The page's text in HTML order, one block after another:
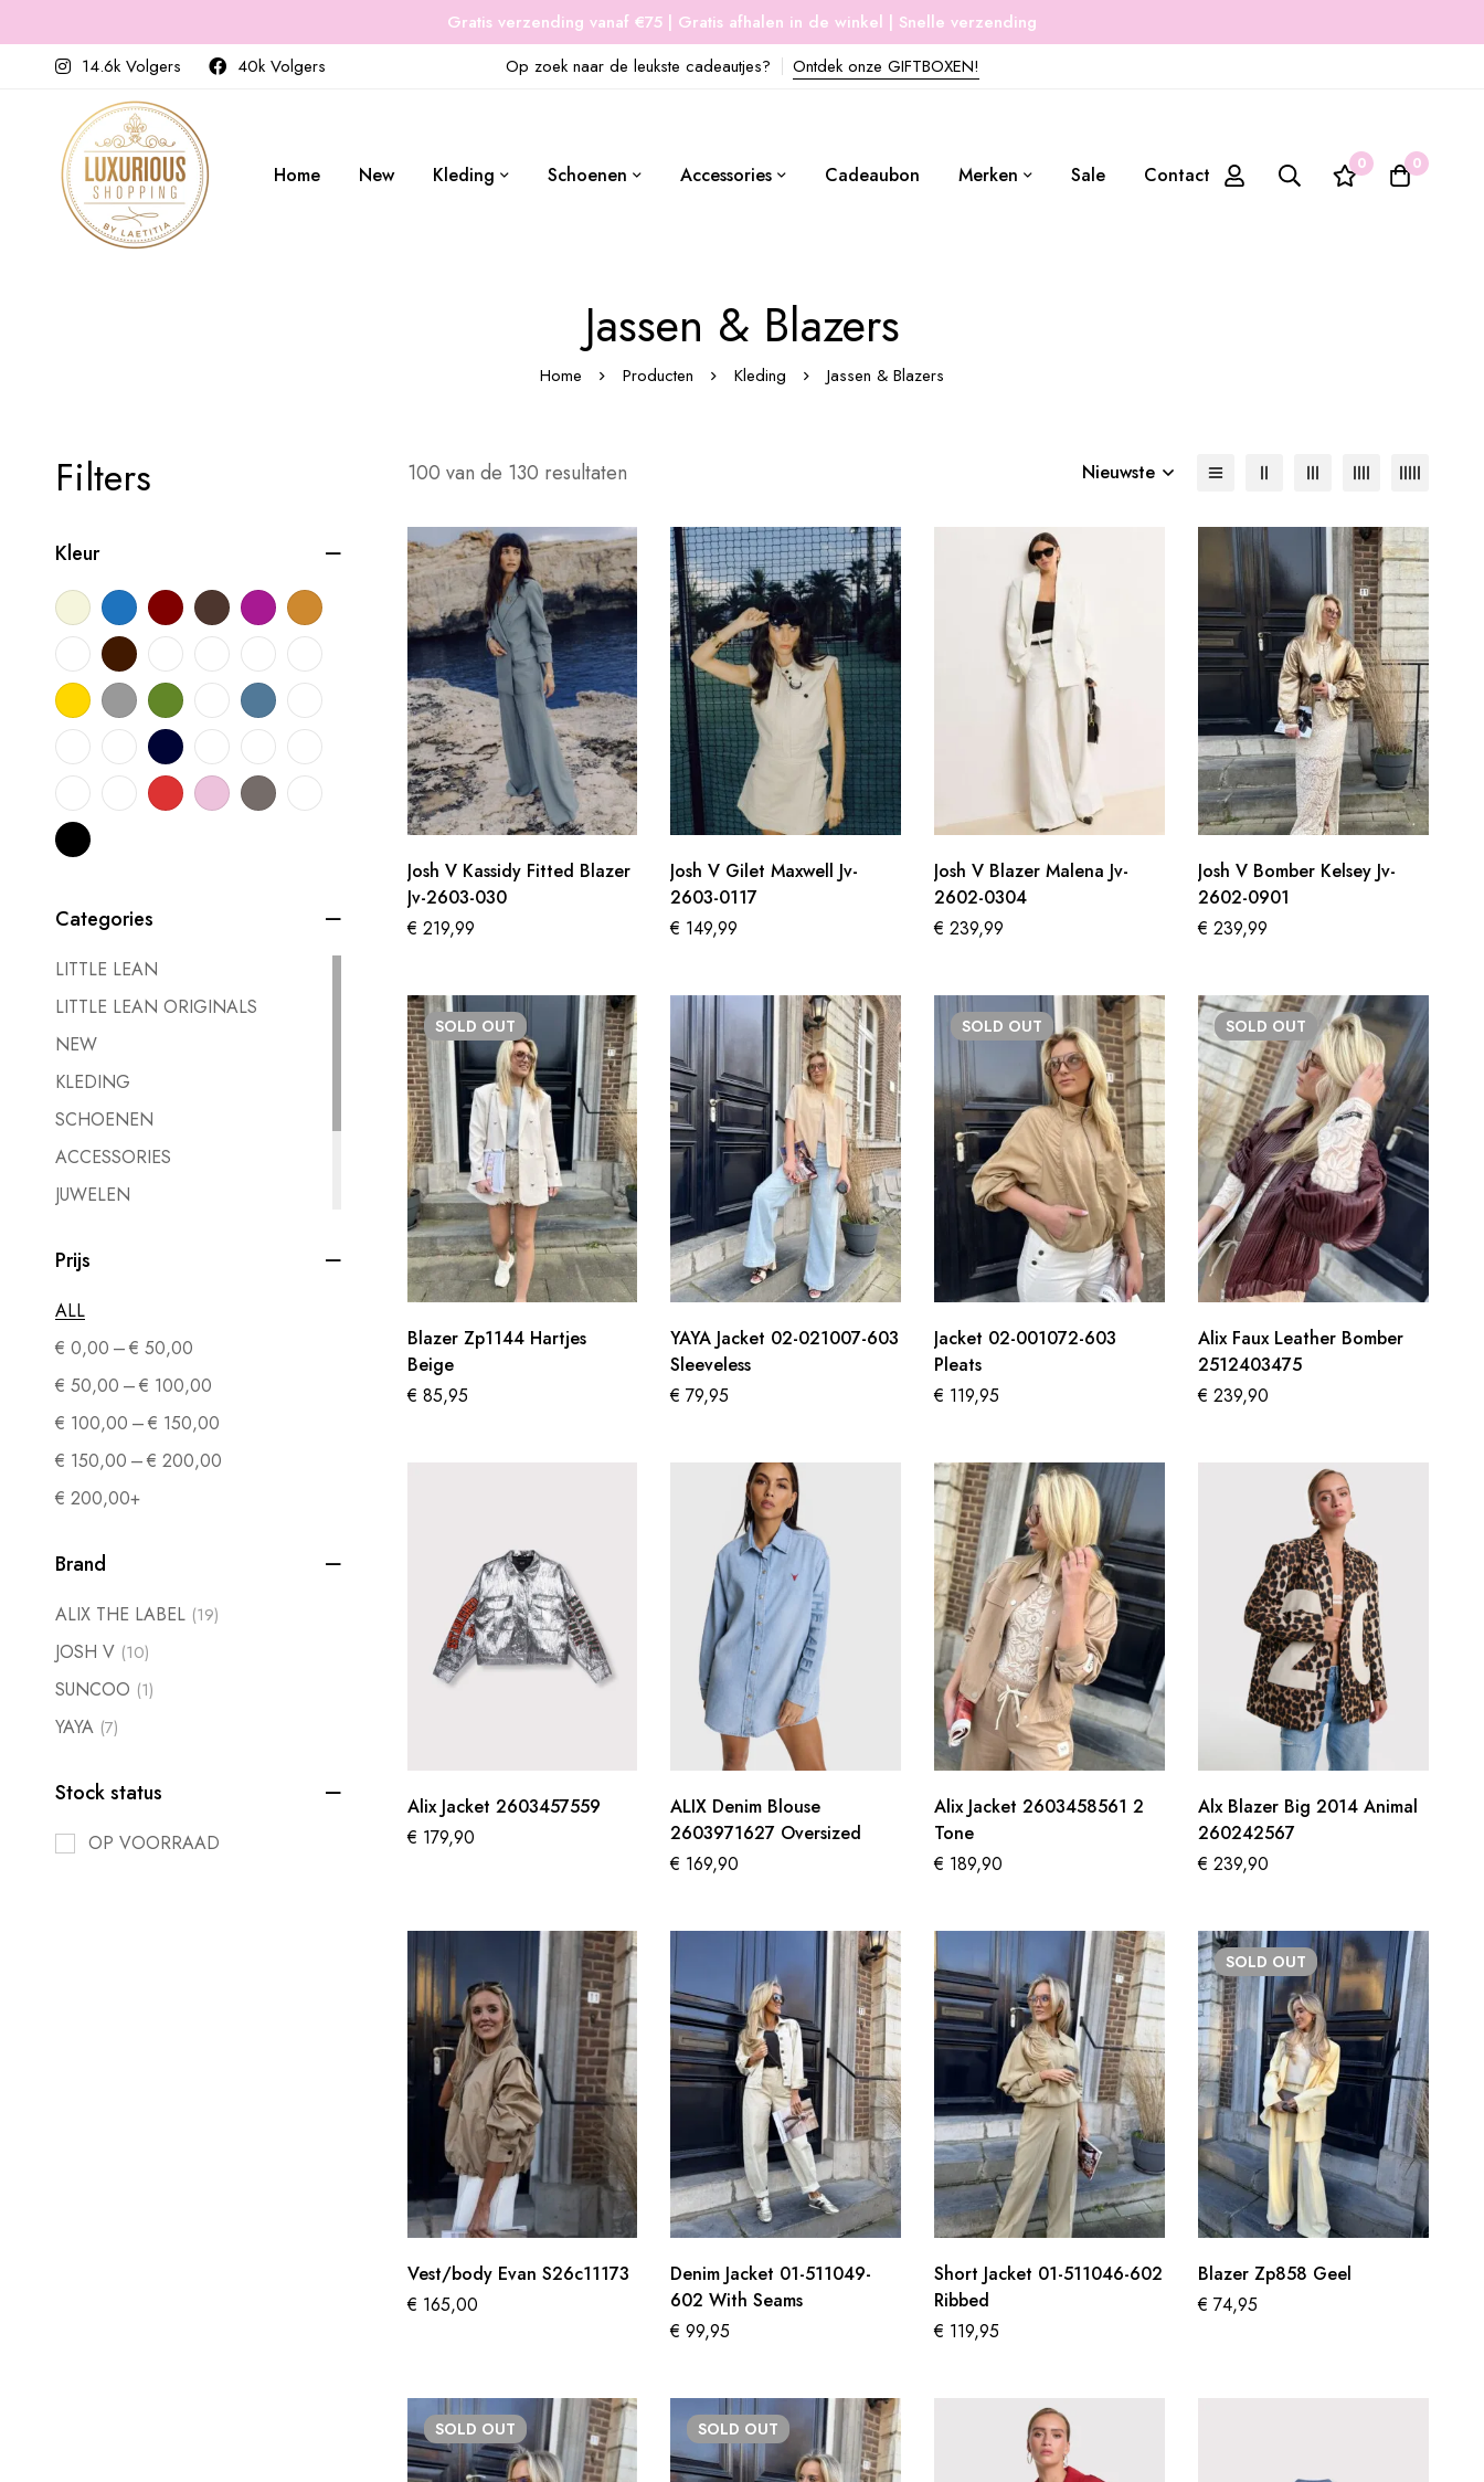
Gratis verzending vanaf €75 | Gratis afhalen in de winkel | Snelle verzending
14.6k Volgers
40k Volgers Op zoek naar de leukste cadeautjes? Ontdek onze GIFTBOXEN!
Home New Kleding Schoenen Accessories Cadeaubon Merken Sale Contact 0 0
Jassen & Blazers
Home Producten Kleding Jassen & Blazers
Filters
Kleur
Categories
LITTLE LEAN
LITTLE LEAN ORIGINALS
NEW
KLEDING
SCHOENEN
ACCESSORIES
JUWELEN
SALE
GEEN CATEGORIE
Prijs
ALL
€ 0,00 –€ 50,00
€ 50,00 –€ 100,00
€ 100,00 –€ 150,00
€ 150,00 –€ 200,00
€ 200,00+
Brand
ALIX THE LABEL (19)
JOSH V (10)
SUNCOO (1)
YAYA (7)
Stock status
OP VOORRAAD
100 van de 130 resultaten Nieuwste
Josh V Kassidy Fitted Blazer
Jv-2603-030
€ 219,99
Josh V Gilet Maxwell Jv-
2603-0117
€ 149,99
Josh V Blazer Malena Jv-
2602-0304
€ 239,99
Josh V Bomber Kelsey Jv-
2602-0901
€ 239,99
SOLD OUT
Blazer Zp1144 Hartjes
Beige
€ 85,95
YAYA Jacket 02-021007-603
Sleeveless
€ 79,95
SOLD OUT
Jacket 02-001072-603
Pleats
€ 119,95
SOLD OUT
Alix Faux Leather Bomber
2512403475
€ 239,90
Alix Jacket 2603457559
€ 179,90
ALIX Denim Blouse
2603971627 Oversized
€ 169,90
Alix Jacket 2603458561 2
Tone
€ 189,90
Alx Blazer Big 2014 Animal
260242567
€ 239,90
Vest/body Evan S26c11173
€ 165,00
Denim Jacket 01-511049-
602 With Seams
€ 99,95
Short Jacket 01-511046-602
Ribbed
€ 119,95
SOLD OUT
Blazer Zp858 Geel
€ 74,95
SOLD OUT SOLD OUT